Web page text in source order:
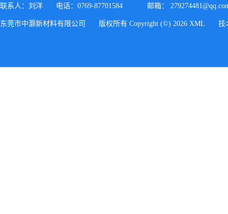
联系人：刘洋 电话：0769-87701584 邮箱：
东莞市中灏新材料有限公司 版权所有 Copyright (©) 2026 XML 技